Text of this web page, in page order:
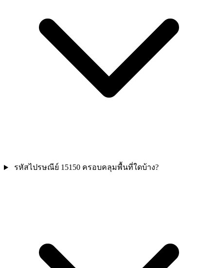
รหัสไปรษณีย์ 15150 ครอบคลุมพื้นที่ใดบ้าง?